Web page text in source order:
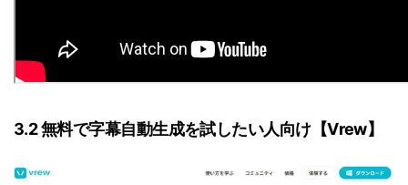
3.2 無料で字幕自動生成を試したい人向け【Vrew】